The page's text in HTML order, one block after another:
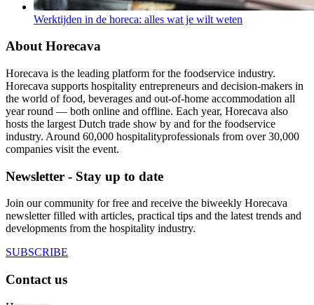
Werktijden in de horeca: alles wat je wilt weten
About Horecava
Horecava is the leading platform for the foodservice industry.
Horecava supports hospitality entrepreneurs and decision-makers in
the world of food, beverages and out-of-home accommodation all
year round — both online and offline. Each year, Horecava also
hosts the largest Dutch trade show by and for the foodservice
industry. Around 60,000 hospitalityprofessionals from over 30,000
companies visit the event.
Newsletter - Stay up to date
Join our community for free and receive the biweekly Horecava
newsletter filled with articles, practical tips and the latest trends and
developments from the hospitality industry.
SUBSCRIBE
Contact us